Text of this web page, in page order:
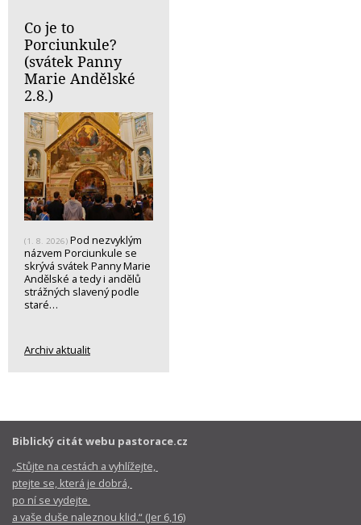
Co je to
Porciunkule?
(svátek Panny
Marie Andělské
2.8.)
(1. 8. 2026) Pod nezvyklým
názvem Porciunkule se
skrývá svátek Panny Marie
Andělské a tedy i andělů
strážných slavený podle
staré…
Archiv aktualit
Biblický citát webu pastorace.cz
„Stůjte na cestách a vyhlížejte,
ptejte se, která je dobrá,
po ní se vydejte
a vaše duše naleznou klid.“ (Jer 6,16)